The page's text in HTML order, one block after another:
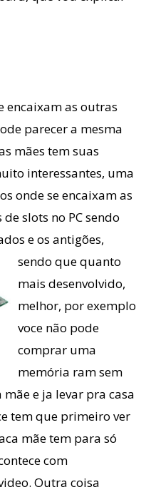
encaixam as outras
parecer a mesma
mães tem suas
interessantes, uma
onde se encaixam as
slots no PC sendo
e os antigões,
sendo que quanto
mais desenvolvido,
melhor, por exemplo
voce não pode
comprar uma
memória ram sem
e ja levar pra casa
tem que primeiro ver
mãe tem para só
com
Outra coisa